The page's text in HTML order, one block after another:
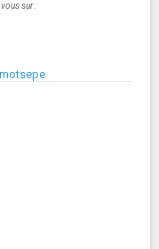
sur :